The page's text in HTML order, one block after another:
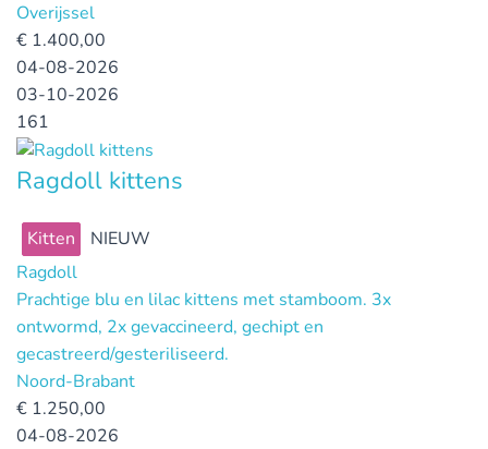
Overijssel
€ 1.400,00
04-08-2026
03-10-2026
161
Ragdoll kittens
Kitten
NIEUW
Ragdoll
Prachtige blu en lilac kittens met stamboom. 3x
ontwormd, 2x gevaccineerd, gechipt en
gecastreerd/gesteriliseerd.
Noord-Brabant
€ 1.250,00
04-08-2026